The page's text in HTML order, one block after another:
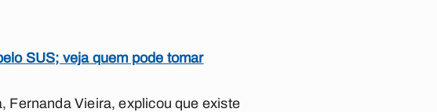
SUS; veja quem pode tomar
Fernanda Vieira, explicou que existe